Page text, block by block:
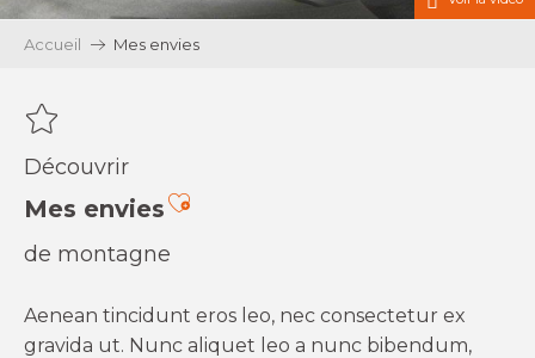
Accueil Mes envies
Découvrir
Mes enviesAjouter aux favoris
de montagne
Aenean tincidunt eros leo, nec consectetur ex
gravida ut. Nunc aliquet leo a nunc bibendum,